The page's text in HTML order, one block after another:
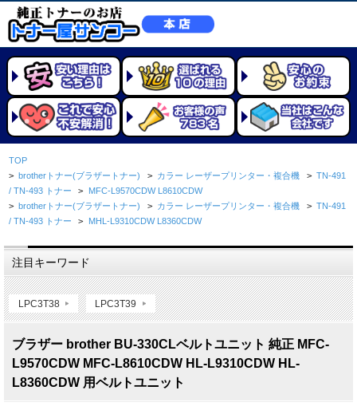
TOP
> brotherトナー(ブラザートナー) > カラー レーザープリンター・複合機 > TN-491
/ TN-493 トナー
> MFC-L9570CDW L8610CDW
> brotherトナー(ブラザートナー) > カラー レーザープリンター・複合機 > TN-491
/ TN-493 トナー
> MHL-L9310CDW L8360CDW
注目キーワード
LPC3T38 LPC3T39
ブラザー brother BU-330CLベルトユニット 純正 MFC-
L9570CDW MFC-L8610CDW HL-L9310CDW HL-
L8360CDW 用ベルトユニット